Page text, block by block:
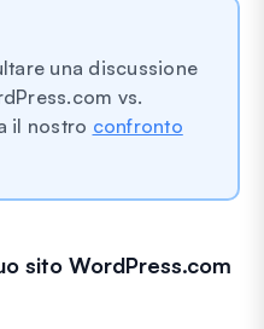
una discussione
vs.
il nostro confronto
sito WordPress.com